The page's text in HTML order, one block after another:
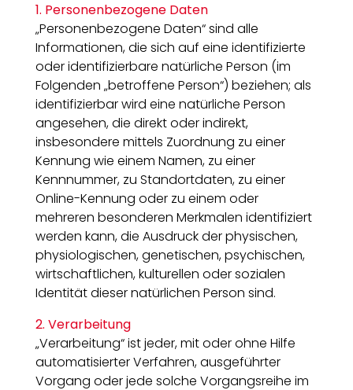
1. Personenbezogene Daten
„Personenbezogene Daten“ sind alle
Informationen, die sich auf eine identifizierte
oder identifizierbare natürliche Person (im
Folgenden „betroffene Person“) beziehen; als
identifizierbar wird eine natürliche Person
angesehen, die direkt oder indirekt,
insbesondere mittels Zuordnung zu einer
Kennung wie einem Namen, zu einer
Kennnummer, zu Standortdaten, zu einer
Online-Kennung oder zu einem oder
mehreren besonderen Merkmalen identifiziert
werden kann, die Ausdruck der physischen,
physiologischen, genetischen, psychischen,
wirtschaftlichen, kulturellen oder sozialen
Identität dieser natürlichen Person sind.
2. Verarbeitung
„Verarbeitung“ ist jeder, mit oder ohne Hilfe
automatisierter Verfahren, ausgeführter
Vorgang oder jede solche Vorgangsreihe im